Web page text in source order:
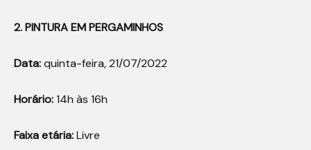
2. PINTURA EM PERGAMINHOS
Data:quinta-feira, 21/07/2022
Horário:14h às 16h
Faixa etária:Livre